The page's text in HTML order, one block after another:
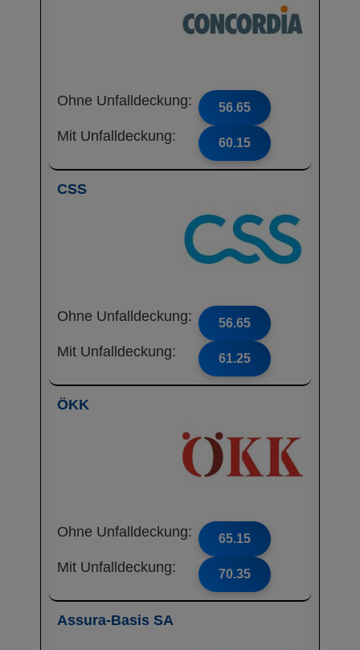
Ohne Unfalldeckung: 56.65
Mit Unfalldeckung: 60.15
CSS
Ohne Unfalldeckung: 56.65
Mit Unfalldeckung: 61.25
ÖKK
Ohne Unfalldeckung: 65.15
Mit Unfalldeckung: 70.35
Assura-Basis SA